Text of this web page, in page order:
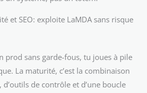
et SEO: exploite LaMDA sans risque
prod sans garde-fous, tu joues à pile
La maturité, c’est la combinaison
de contrôle et d’une boucle